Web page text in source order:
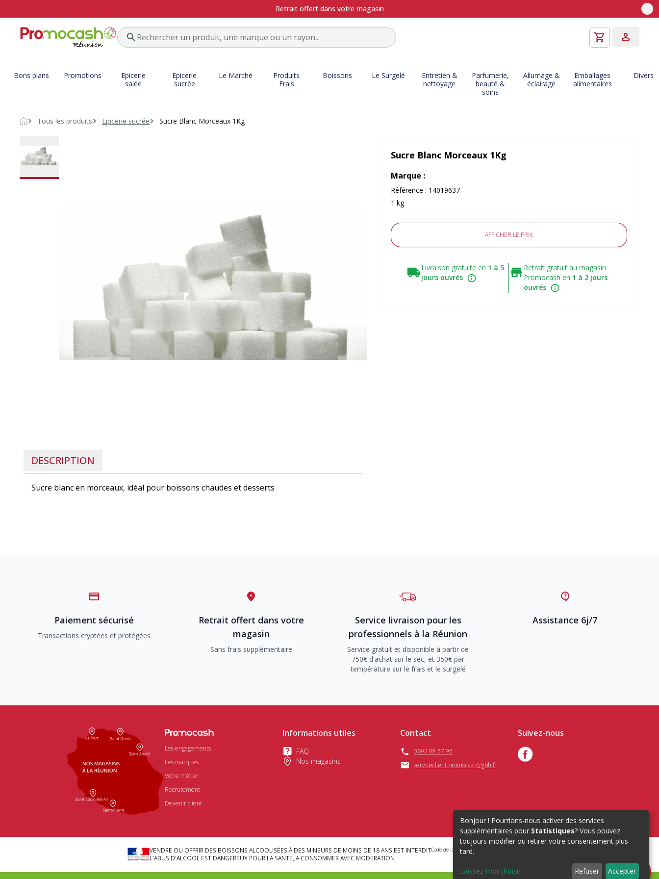
Retrait offert dans votre magasin
Bons plans Promotions
Epicerie
salée
Epicerie
sucrée
Le Marché
Produits
Frais
Boissons Le Surgelé
Entretien &
nettoyage
Parfumerie,
beauté &
soins
Allumage &
éclairage
Emballages
alimentaires
Divers
Tous les produits Epicerie sucrée Sucre Blanc Morceaux 1Kg
Sucre Blanc Morceaux 1Kg
Marque :
Référence : 14019637
1 kg
AFFICHER LE PRIX
Livraison gratuite en 1 à 5
jours ouvrés
Retrait gratuit au magasin
Promocash en 1 à 2 jours
ouvrés
DESCRIPTION
Sucre blanc en morceaux, idéal pour boissons chaudes et desserts
Paiement sécurisé
Transactions cryptées et protégées
Retrait offert dans votre
magasin
Sans frais supplémentaire
Service livraison pour les
professionnels à la Réunion
Service gratuit et disponible à partir de
750€ d'achat sur le sec, et 350€ par
température sur le frais et le surgelé
Assistance 6j/7
Les engagements
Les marques
Votre métier
Recrutement
Devenir client
Informations utiles
FAQ
Nos magasins
Contact
0692 08 57 95
serviceclient.promocash@gbh.fr
Suivez-nous
VENDRE OU OFFRIR DES BOISSONS ALCOOLISÉES À DES MINEURS DE MOINS DE 18 ANS EST INTERDIT
L'ABUS D'ALCOOL EST DANGEREUX POUR LA SANTE, A CONSOMMER AVEC MODERATION
Code de la santé publique : Art.L. 3342-1, L.3353-3
Bonjour ! Pourrions-nous activer des services
supplémentaires pour Statistiques? Vous pouvez
toujours modifier ou retirer votre consentement plus
tard.
Laissez-moi choisir Refuser Accepter